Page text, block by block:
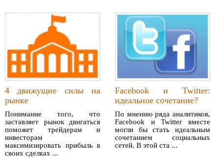
4 движущие силы на
рынке
Понимание того, что
заставляет рынок двигаться
поможет трейдерам и
инвесторам
максимизировать прибыль в
своих сделках ...
Facebook и Twitter:
идеальное сочетание?
По мнению ряда аналитиков,
Facebook и Twitter вместе
могли бы стать идеальным
сочетанием социальных
сетей. В этой ста ...